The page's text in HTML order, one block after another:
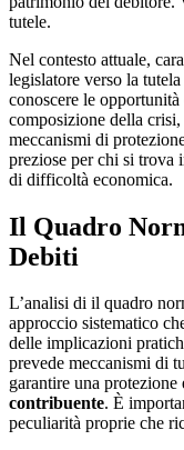
tutele.
Nel contesto attuale,
legislatore verso la
conoscere le
composizione della
meccanismi di
preziose per chi si trova
di difficoltà economica.
Il Quadro
Debiti
L’analisi di il quadro
approccio sistematico
delle implicazioni
prevede meccanismi di
garantire una
contribuente. È
peculiarità proprie che